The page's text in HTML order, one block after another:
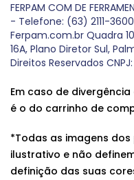
FERPAM COM DE
- Telefone: (63) 2111-
Ferpam.com.br Quadra
16A, Plano Diretor Sul,
Direitos Reservados
Em caso de
é o do carrinho de
*Todas as imagens
ilustrativo e não
definição das suas